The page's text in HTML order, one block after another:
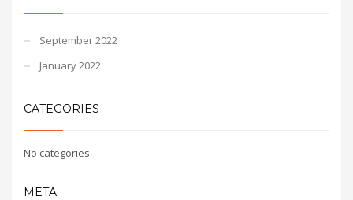
September 2022
January 2022
CATEGORIES
No categories
META